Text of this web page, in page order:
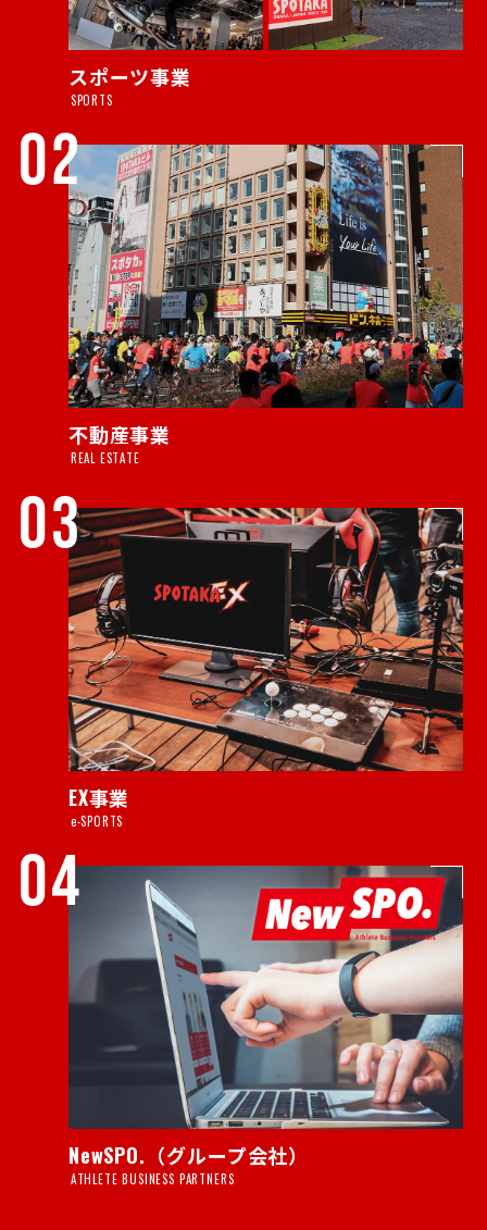
スポーツ事業
SPORTS
02
不動産事業
REAL ESTATE
03
EX事業
e-SPORTS
04
NewSPO.（グループ会社）
ATHLETE BUSINESS PARTNERS